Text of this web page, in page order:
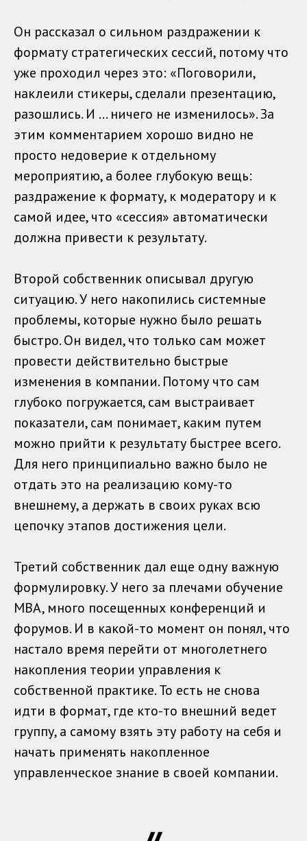
Он рассказал о сильном раздражении к
формату стратегических сессий, потому что
уже проходил через это: «Поговорили,
наклеили стикеры, сделали презентацию,
разошлись. И ... ничего не изменилось». За
этим комментарием хорошо видно не
просто недоверие к отдельному
мероприятию, а более глубокую вещь:
раздражение к формату, к модератору и к
самой идее, что «сессия» автоматически
должна привести к результату.
Второй собственник описывал другую
ситуацию. У него накопились системные
проблемы, которые нужно было решать
быстро. Он видел, что только сам может
провести действительно быстрые
изменения в компании. Потому что сам
глубоко погружается, сам выстраивает
показатели, сам понимает, каким путем
можно прийти к результату быстрее всего.
Для него принципиально важно было не
отдать это на реализацию кому-то
внешнему, а держать в своих руках всю
цепочку этапов достижения цели.
Третий собственник дал еще одну важную
формулировку. У него за плечами обучение
MBA, много посещенных конференций и
форумов. И в какой-то момент он понял, что
настало время перейти от многолетнего
накопления теории управления к
собственной практике. То есть не снова
идти в формат, где кто-то внешний ведет
группу, а самому взять эту работу на себя и
начать применять накопленное
управленческое знание в своей компании.